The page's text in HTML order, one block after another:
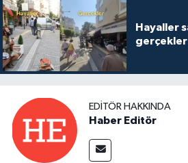
Hayaller
gerçekler
EDITÖR HAKKINDA
Haber Editör